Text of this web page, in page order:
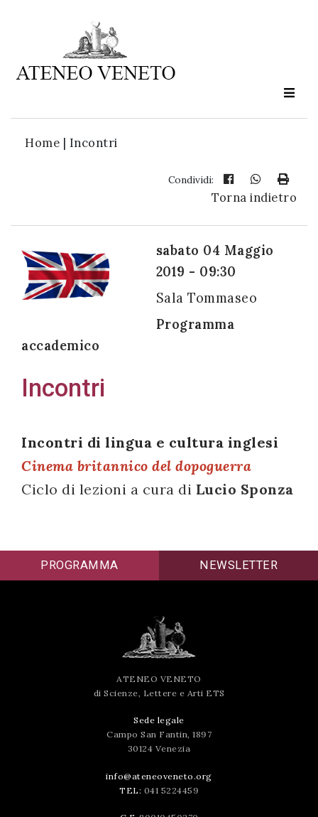
Home | Incontri
Condividi:
Torna indietro
sabato 04 Maggio
2019 - 09:30
Sala Tommaseo
Programma
accademico
Incontri
Incontri di lingua e cultura inglesi
Cinema britannico del dopoguerra
Ciclo di lezioni a cura di Lucio Sponza
Ateneo
è
cultura
newsletter:
Acconsento
miei dati
personali in
con il
196/03
PROGRAMMA NEWSLETTER
ATENEO VENETO
di Scienze, Lettere e Arti ETS
Sede legale
Campo San Fantin, 1897
30124 Venezia
info@ateneoveneto.org
TEL: 041 5224459